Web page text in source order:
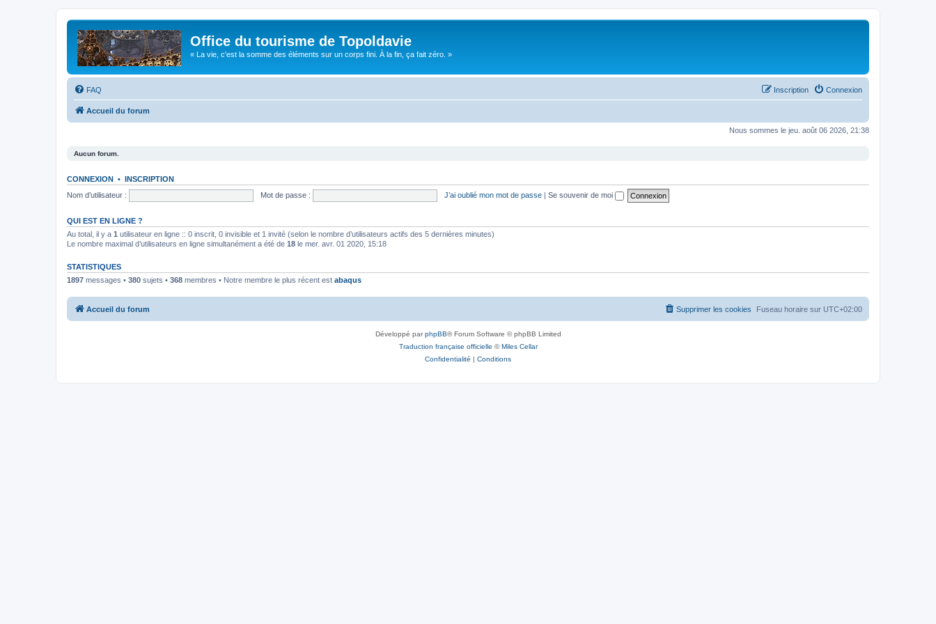
Office du tourisme de Topoldavie
« La vie, c'est la somme des éléments sur un corps fini. À la fin, ça fait zéro. »
FAQ Connexion
Inscription
Accueil du forum
Nous sommes le jeu. août 06 2026, 21:38
Aucun forum.
CONNEXION • INSCRIPTION
Nom d’utilisateur :
Mot de passe : J’ai oublié mon mot de passe | Se souvenir de moi
QUI EST EN LIGNE ?
Au total, il y a 1 utilisateur en ligne :: 0 inscrit, 0 invisible et 1 invité (selon le nombre d’utilisateurs actifs des 5 dernières minutes)
Le nombre maximal d’utilisateurs en ligne simultanément a été de 18 le mer. avr. 01 2020, 15:18
STATISTIQUES
1897 messages • 380 sujets • 368 membres • Notre membre le plus récent est abaqus
Accueil du forum Fuseau horaire sur UTC+02:00
Supprimer les cookies
Développé parphpBB® Forum Software © phpBB Limited
Traduction française officielle ©Miles Cellar
Confidentialité | Conditions